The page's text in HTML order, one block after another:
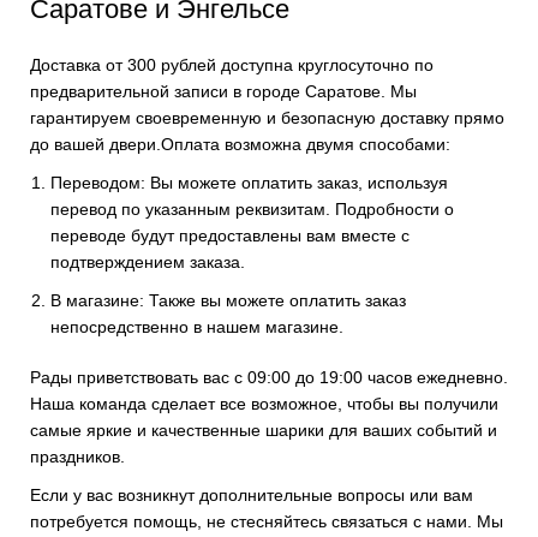
Саратове и Энгельсе
Доставка от 300 рублей доступна круглосуточно по
предварительной записи в городе Саратове. Мы
гарантируем своевременную и безопасную доставку прямо
до вашей двери.Оплата возможна двумя способами:
Переводом: Вы можете оплатить заказ, используя
перевод по указанным реквизитам. Подробности о
переводе будут предоставлены вам вместе с
подтверждением заказа.
В магазине: Также вы можете оплатить заказ
непосредственно в нашем магазине.
Рады приветствовать вас с 09:00 до 19:00 часов ежедневно.
Наша команда сделает все возможное, чтобы вы получили
самые яркие и качественные шарики для ваших событий и
праздников.
Если у вас возникнут дополнительные вопросы или вам
потребуется помощь, не стесняйтесь связаться с нами. Мы